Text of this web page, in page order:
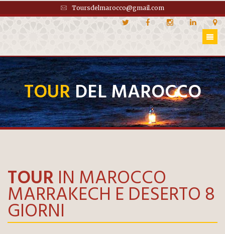
Toursdelmarocco@gmail.com
TOURDEL MAROCCO
TOUR IN MAROCCO
MARRAKECH E DESERTO 8
GIORNI